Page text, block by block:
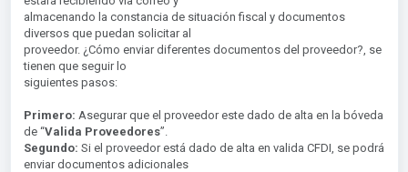
almacenando la constancia de situación fiscal y documentos
diversos que puedan solicitar al
proveedor. ¿Cómo enviar diferentes documentos del proveedor?, se
tienen que seguir lo
siguientes pasos:
Primero: Asegurar que el proveedor este dado de alta en la bóveda
de “Valida Proveedores”.
Segundo: Si el proveedor está dado de alta en valida CFDI, se podrá
enviar documentos adicionales